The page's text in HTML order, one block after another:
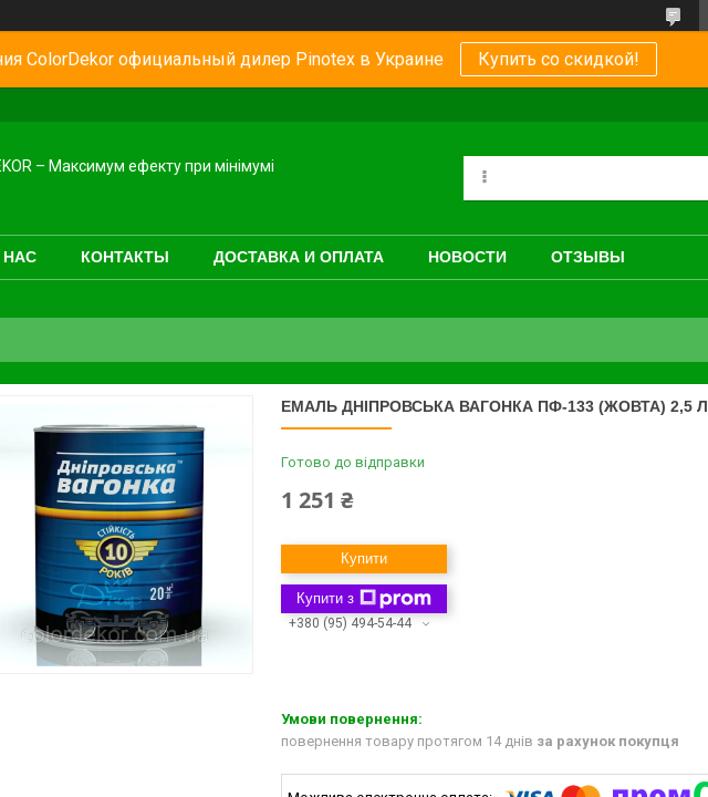
ColorDekor официальный дилер Pinotex в Украине Купить со скидкой!
– Максимум ефекту при мінімумі
НАС КОНТАКТЫ ДОСТАВКА И ОПЛАТА НОВОСТИ ОТЗЫВЫ
ЕМАЛЬ ДНІПРОВСЬКА ВАГОНКА ПФ-133 (ЖОВТА) 2,5 Л
Готово до відправки
1 251 ₴
Купити
Купити з
+380 (95) 494-54-44
повернення товару протягом 14 днів за рахунок покупця